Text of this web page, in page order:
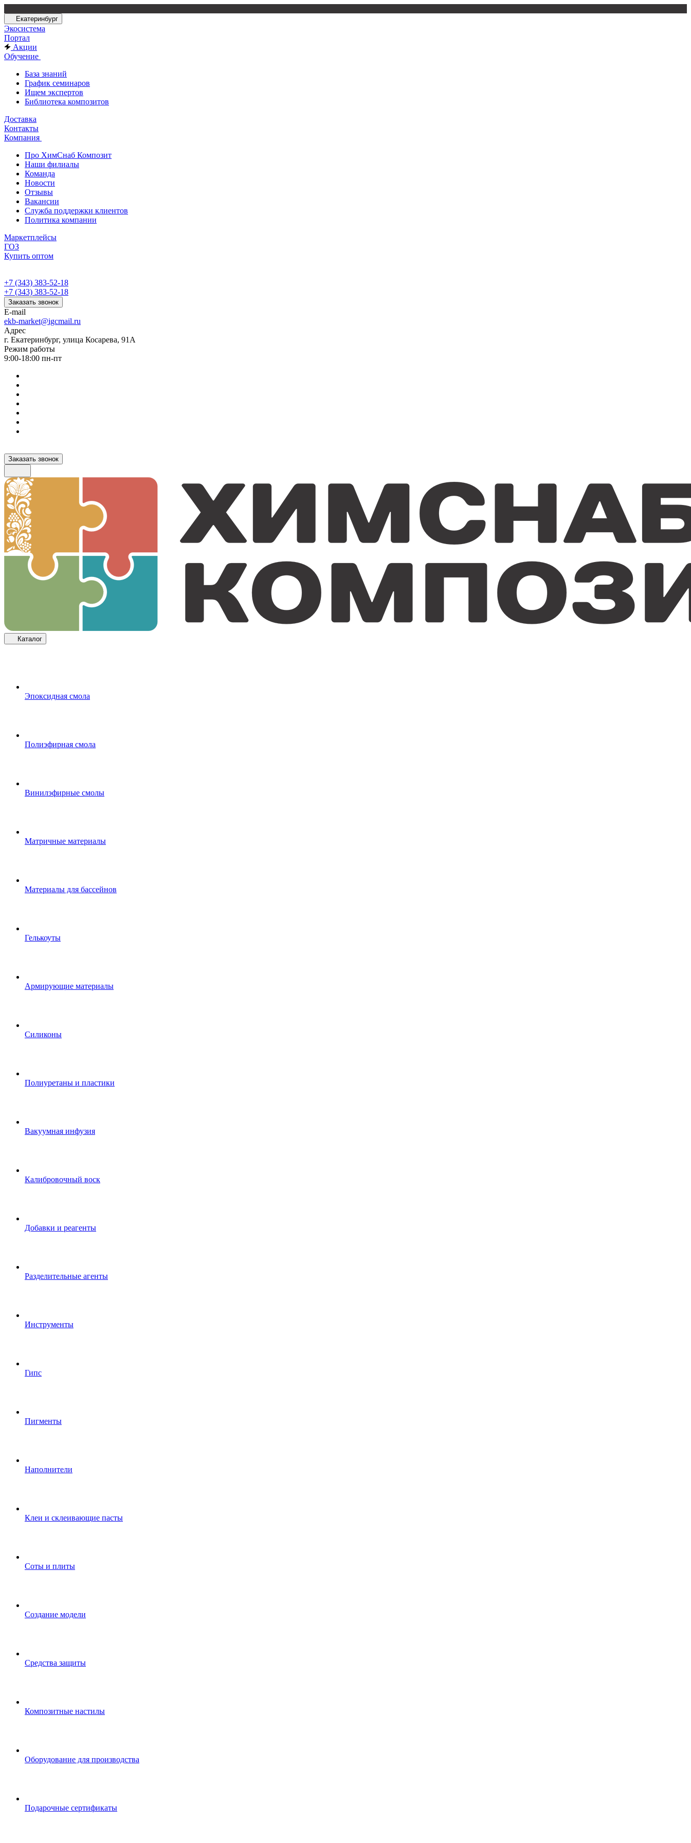
Екатеринбург
Экосистема
Портал
Акции
Обучение
База знаний
График семинаров
Ищем экспертов
Библиотека композитов
Доставка
Контакты
Компания
Про ХимСнаб Композит
Наши филиалы
Команда
Новости
Отзывы
Вакансии
Служба поддержки клиентов
Политика компании
Маркетплейсы
ГОЗ
Купить оптом
+7 (343) 383-52-18
+7 (343) 383-52-18
Заказать звонок
E-mail
ekb-market@igcmail.ru
Адрес
г. Екатеринбург, улица Косарева, 91А
Режим работы
9:00-18:00 пн-пт
Заказать звонок
Каталог
Эпоксидная смола
Полиэфирная смола
Винилэфирные смолы
Матричные материалы
Материалы для бассейнов
Гелькоуты
Армирующие материалы
Силиконы
Полиуретаны и пластики
Вакуумная инфузия
Калибровочный воск
Добавки и реагенты
Разделительные агенты
Инструменты
Гипс
Пигменты
Наполнители
Клеи и склеивающие пасты
Соты и плиты
Создание модели
Средства защиты
Композитные настилы
Оборудование для производства
Подарочные сертификаты